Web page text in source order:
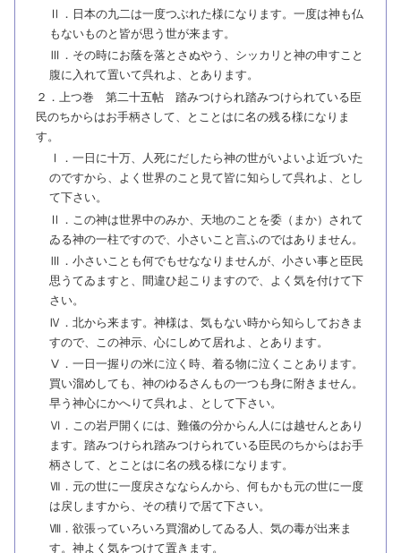
Ⅱ．日本の九二は一度つぶれた様になります。一度は神も仏
もないものと皆が思う世が来ます。
Ⅲ．その時にお蔭を落とさぬやう、シッカリと神の申すこと
腹に入れて置いて呉れよ、とあります。
２．上つ巻 第二十五帖 踏みつけられ踏みつけられている臣
民のちからはお手柄さして、とことはに名の残る様になりま
す。
Ⅰ．一日に十万、人死にだしたら神の世がいよいよ近づいた
のですから、よく世界のこと見て皆に知らして呉れよ、とし
て下さい。
Ⅱ．この神は世界中のみか、天地のことを委（まか）されて
ゐる神の一柱ですので、小さいこと言ふのではありません。
Ⅲ．小さいことも何でもせななりませんが、小さい事と臣民
思うてゐますと、間違ひ起こりますので、よく気を付けて下
さい。
Ⅳ．北から来ます。神様は、気もない時から知らしておきま
すので、この神示、心にしめて居れよ、とあります。
Ⅴ．一日一握りの米に泣く時、着る物に泣くことあります。
買い溜めしても、神のゆるさんもの一つも身に附きません。
早う神心にかへりて呉れよ、として下さい。
Ⅵ．この岩戸開くには、難儀の分からん人には越せんとあり
ます。踏みつけられ踏みつけられている臣民のちからはお手
柄さして、とことはに名の残る様になります。
Ⅶ．元の世に一度戻さなならんから、何もかも元の世に一度
は戻しますから、その積りで居て下さい。
Ⅷ．欲張っていろいろ買溜めしてゐる人、気の毒が出来ま
す。神よく気をつけて置きます。